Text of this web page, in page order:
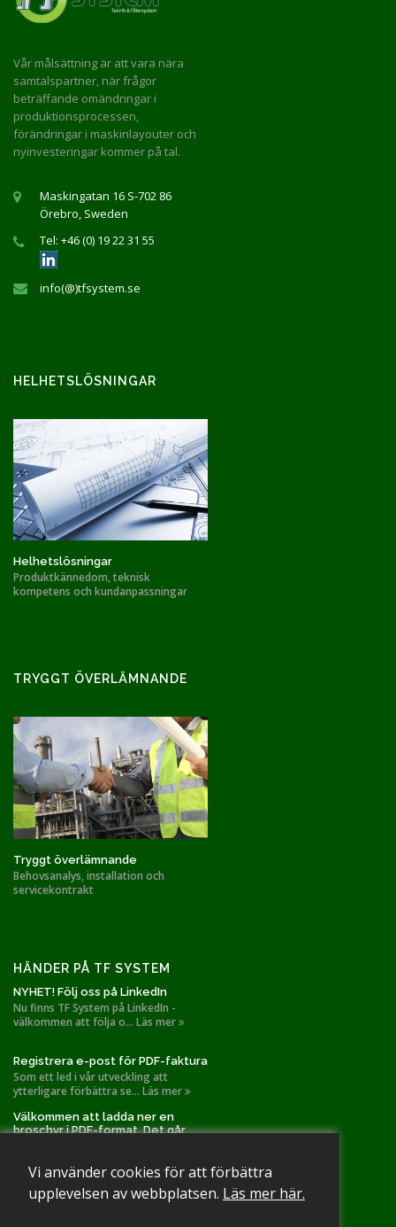
Vi använder cookies för att förbättra
upplevelsen av webbplatsen. Läs mer här.
Vår målsättning är att vara nära
samtalspartner, när frågor
beträffande omändringar i
produktionsprocessen,
förändringar i maskinlayouter och
nyinvesteringar kommer på tal.
Maskingatan 16 S-702 86
Örebro, Sweden
Tel: +46 (0) 19 22 31 55
info(@)tfsystem.se
HELHETSLÖSNINGAR
Helhetslösningar
Produktkännedom, teknisk
kompetens och kundanpassningar
TRYGGT ÖVERLÄMNANDE
Tryggt överlämnande
Behovsanalys, installation och
servicekontrakt
HÄNDER PÅ TF SYSTEM
NYHET! Följ oss på LinkedIn
Nu finns TF System på LinkedIn -
välkommen att följa o... Läs mer
Registrera e-post för PDF-faktura
Som ett led i vår utveckling att
ytterligare förbättra se... Läs mer
Välkommen att ladda ner en
broschyr i PDF-format. Det går
spånutsug och filtr... Läs mer